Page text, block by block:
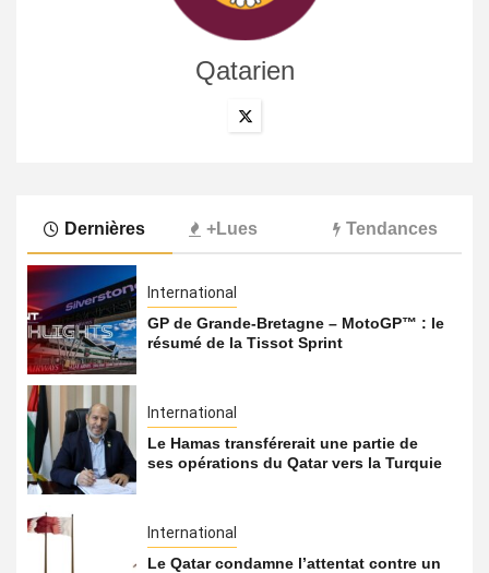
Qatarien
Dernières +Lues Tendances
International
GP de Grande-Bretagne – MotoGP™ : le
résumé de la Tissot Sprint
International
Le Hamas transférerait une partie de
ses opérations du Qatar vers la Turquie
International
Le Qatar condamne l’attentat contre un